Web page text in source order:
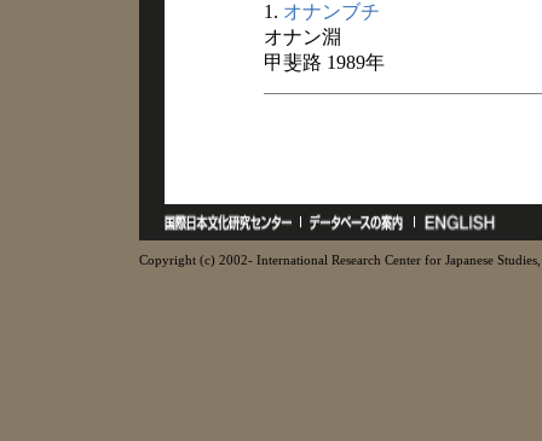
1. オナンブチ
オナン淵
甲斐路 1989年
Copyright (c) 2002- International Research Center for Japanese